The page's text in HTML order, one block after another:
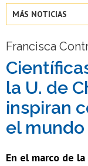
MÁS NOTICIAS
Francisca
la U. de
inspiran
el mundo
En el marco de